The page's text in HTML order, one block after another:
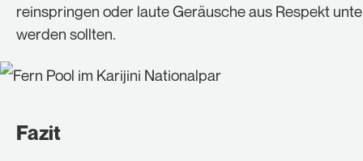
reinspringen oder laute Geräusche aus Respekt
werden sollten.
Fazit